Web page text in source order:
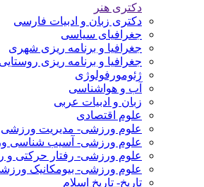
دکتری هنر
دکتری زبان و ادبیات فارسی
جغرافیای سیاسی
جغرافیا و برنامه ریزی شهری
جغرافیا و برنامه ریزی روستایی
ژئومورفولوژی
آب و هواشناسی
زبان و ادبیات عربی
علوم اقتصادی
علوم ورزشی- مدیریت ورزشی
علوم ورزشی- آسیب شناسی
علوم ورزشی- رفتار حرکتی و
علوم ورزشی- بیومکانیک
تاریخ- تاریخ اسلام